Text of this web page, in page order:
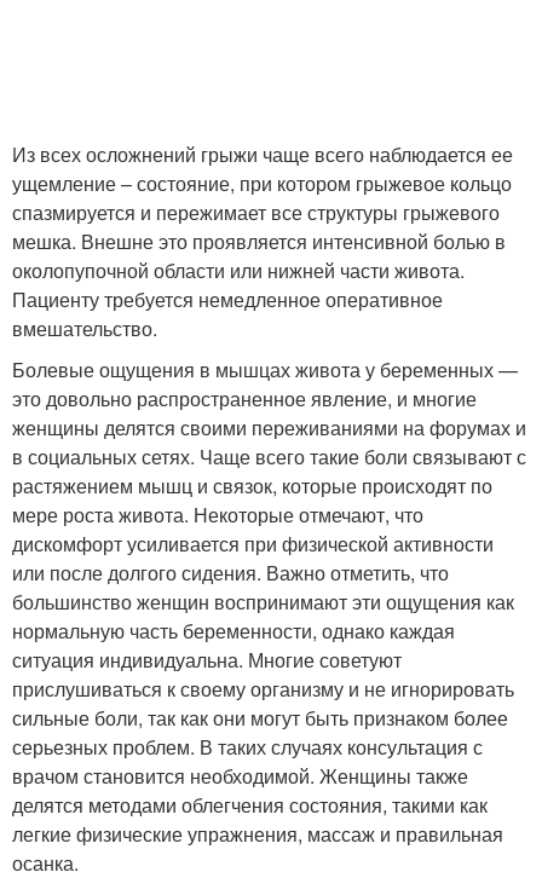
Из всех осложнений грыжи чаще всего наблюдается ее
ущемление – состояние, при котором грыжевое кольцо
спазмируется и пережимает все структуры грыжевого
мешка. Внешне это проявляется интенсивной болью в
околопупочной области или нижней части живота.
Пациенту требуется немедленное оперативное
вмешательство.
Болевые ощущения в мышцах живота у беременных —
это довольно распространенное явление, и многие
женщины делятся своими переживаниями на форумах и
в социальных сетях. Чаще всего такие боли связывают с
растяжением мышц и связок, которые происходят по
мере роста живота. Некоторые отмечают, что
дискомфорт усиливается при физической активности
или после долгого сидения. Важно отметить, что
большинство женщин воспринимают эти ощущения как
нормальную часть беременности, однако каждая
ситуация индивидуальна. Многие советуют
прислушиваться к своему организму и не игнорировать
сильные боли, так как они могут быть признаком более
серьезных проблем. В таких случаях консультация с
врачом становится необходимой. Женщины также
делятся методами облегчения состояния, такими как
легкие физические упражнения, массаж и правильная
осанка.